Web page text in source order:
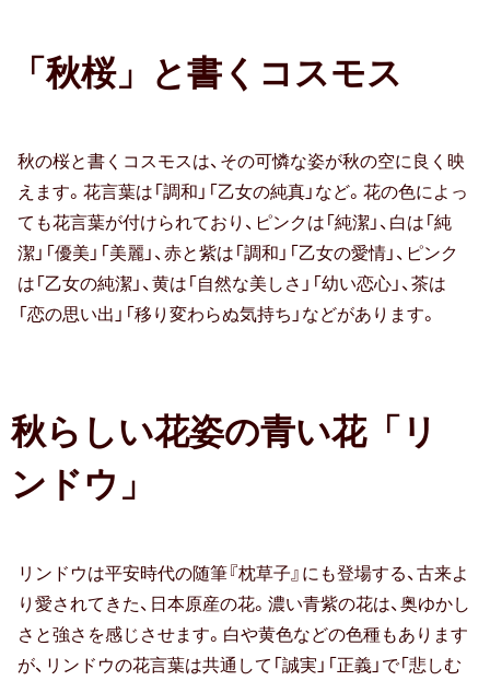
ハロウィン
おせち
暑中・残暑見舞い
寒中見舞い
お年賀
ひな祭り
こどもの日
「秋桜」と書くコスモス
秋の桜と書くコスモスは、その可憐な姿が秋の空に良く映
えます。花言葉は「調和」「乙女の純真」など。花の色によっ
ても花言葉が付けられており、ピンクは「純潔」、白は「純
潔」「優美」「美麗」、赤と紫は「調和」「乙女の愛情」、ピンク
は「乙女の純潔」、黄は「自然な美しさ」「幼い恋心」、茶は
「恋の思い出」「移り変わらぬ気持ち」などがあります。
秋らしい花姿の青い花「リ
ンドウ」
リンドウは平安時代の随筆『枕草子』にも登場する、古来よ
り愛されてきた、日本原産の花。濃い青紫の花は、奥ゆかし
さと強さを感じさせます。白や黄色などの色種もあります
が、リンドウの花言葉は共通して「誠実」「正義」で「悲しむ